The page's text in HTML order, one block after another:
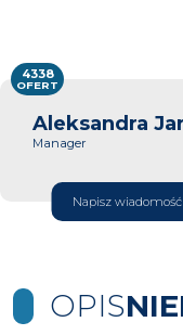
Aleksandra
Manager
Napisz wiadomość
4338
OFERT
OPIS